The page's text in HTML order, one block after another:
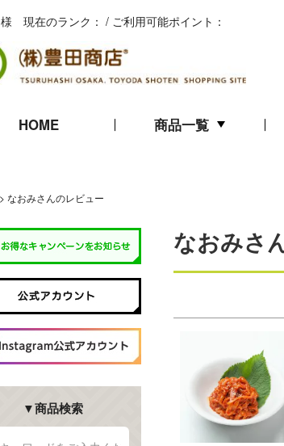
現在のランク： / ご利用可能ポイント：
HOME 商品一覧
なおみさんのレビュー
▼商品検索
なおみさ